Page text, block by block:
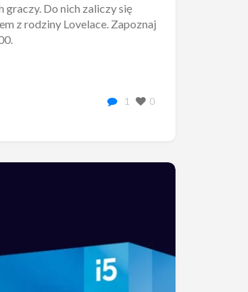
graczy. Do nich zaliczy się
z rodziny Lovelace. Zapoznaj
1 0